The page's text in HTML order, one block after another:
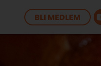
BLI MEDLEM